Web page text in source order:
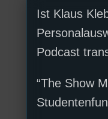
Ist Klaus
Podcast
“The Show